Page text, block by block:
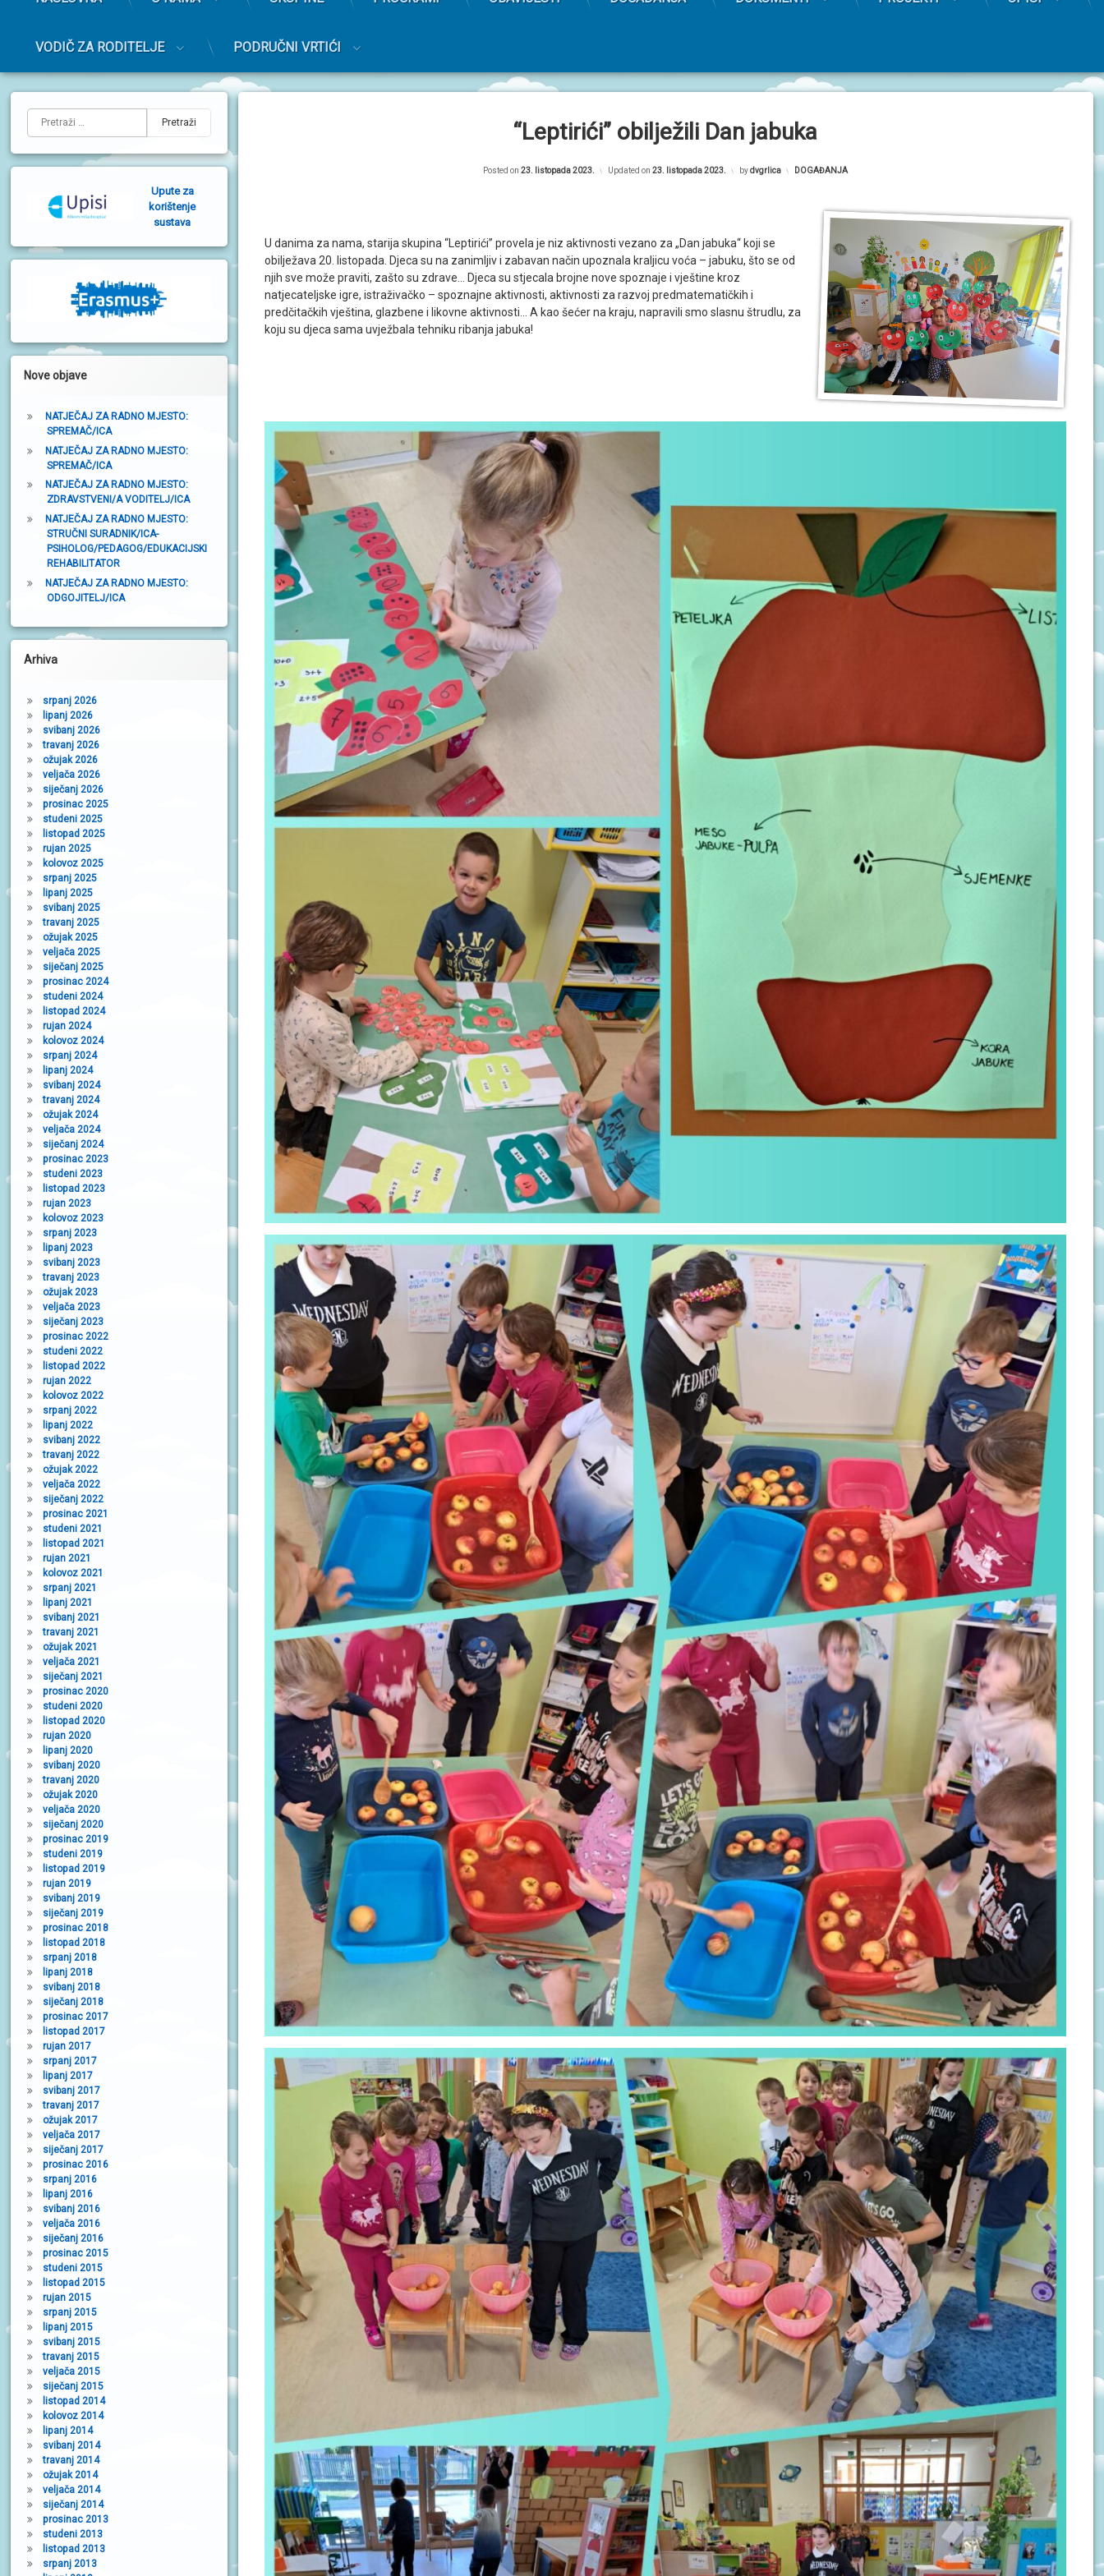
Preskoči
na
sadržaj
m
r
i
VODIČ ZA RODITELJE PODRUČNI VRTIĆI
“Leptirići” obilježili Dan jabuka
Posted on23. listopada 2023. Updated on23. listopada 2023. bydvgrlica Kategorije:
DOGAĐANJA
U danima za nama, starija skupina “Leptirići” provela je niz aktivnosti vezano za „Dan jabuka“ koji se
obilježava 20. listopada. Djeca su na zanimljiv i zabavan način upoznala kraljicu voća – jabuku, što se od
njih sve može praviti, zašto su zdrave… Djeca su stjecala brojne nove spoznaje i vještine kroz
natjecateljske igre, istraživačko – spoznajne aktivnosti, aktivnosti za razvoj predmatematičkih i
predčitačkih vještina, glazbene i likovne aktivnosti… A kao šećer na kraju, napravili smo slasnu štrudlu, za
koju su djeca sama uvježbala tehniku ribanja jabuka!
j
b
a
Upute za
korištenje
sustava
Nove objave
NATJEČAJ ZA RADNO MJESTO:
SPREMAČ/ICA
NATJEČAJ ZA RADNO MJESTO:
SPREMAČ/ICA
NATJEČAJ ZA RADNO MJESTO:
ZDRAVSTVENI/A VODITELJ/ICA
NATJEČAJ ZA RADNO MJESTO:
STRUČNI SURADNIK/ICA-
PSIHOLOG/PEDAGOG/EDUKACIJSKI
REHABILITATOR
NATJEČAJ ZA RADNO MJESTO:
ODGOJITELJ/ICA
Arhiva
srpanj 2026
lipanj 2026
svibanj 2026
travanj 2026
ožujak 2026
veljača 2026
siječanj 2026
prosinac 2025
studeni 2025
listopad 2025
rujan 2025
kolovoz 2025
srpanj 2025
lipanj 2025
svibanj 2025
travanj 2025
ožujak 2025
veljača 2025
siječanj 2025
prosinac 2024
studeni 2024
listopad 2024
rujan 2024
kolovoz 2024
srpanj 2024
lipanj 2024
svibanj 2024
travanj 2024
ožujak 2024
veljača 2024
siječanj 2024
prosinac 2023
studeni 2023
listopad 2023
rujan 2023
kolovoz 2023
srpanj 2023
lipanj 2023
svibanj 2023
travanj 2023
ožujak 2023
veljača 2023
siječanj 2023
prosinac 2022
studeni 2022
listopad 2022
rujan 2022
kolovoz 2022
srpanj 2022
lipanj 2022
svibanj 2022
travanj 2022
ožujak 2022
veljača 2022
siječanj 2022
prosinac 2021
studeni 2021
listopad 2021
rujan 2021
kolovoz 2021
srpanj 2021
lipanj 2021
svibanj 2021
travanj 2021
ožujak 2021
veljača 2021
siječanj 2021
prosinac 2020
studeni 2020
listopad 2020
rujan 2020
lipanj 2020
svibanj 2020
travanj 2020
ožujak 2020
veljača 2020
siječanj 2020
prosinac 2019
studeni 2019
listopad 2019
rujan 2019
svibanj 2019
siječanj 2019
prosinac 2018
listopad 2018
srpanj 2018
lipanj 2018
svibanj 2018
siječanj 2018
prosinac 2017
listopad 2017
rujan 2017
srpanj 2017
lipanj 2017
svibanj 2017
travanj 2017
ožujak 2017
veljača 2017
siječanj 2017
prosinac 2016
srpanj 2016
lipanj 2016
svibanj 2016
veljača 2016
siječanj 2016
prosinac 2015
studeni 2015
listopad 2015
rujan 2015
srpanj 2015
lipanj 2015
svibanj 2015
travanj 2015
veljača 2015
siječanj 2015
listopad 2014
kolovoz 2014
lipanj 2014
svibanj 2014
travanj 2014
ožujak 2014
veljača 2014
siječanj 2014
prosinac 2013
studeni 2013
listopad 2013
srpanj 2013